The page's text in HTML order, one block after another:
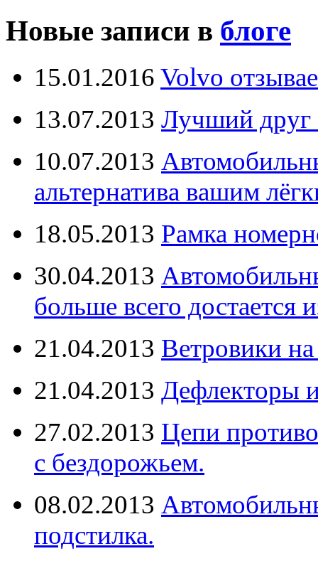
Новые записи в блоге
15.01.2016 Volvo
13.07.2013 Лучший друг
10.07.2013
альтернатива вашим
18.05.2013 Рамка
30.04.2013
больше всего достается
21.04.2013 Ветровики
21.04.2013 Дефлекторы
27.02.2013 Цепи
с бездорожьем.
08.02.2013
подстилка.